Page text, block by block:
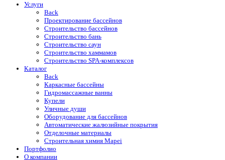
Услуги
Back
Проектирование бассейнов
Строительство бассейнов
Строительство бань
Строительство саун
Строительство хаммамов
Строительство SPA-комплексов
Каталог
Back
Каркасные бассейны
Гидромассажные ванны
Купели
Уличные души
Оборудование для бассейнов
Автоматические жалюзийные покрытия
Отделочные материалы
Строительная химия Mapei
Портфолио
O компании